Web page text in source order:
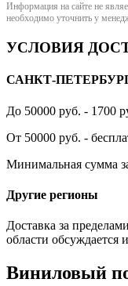
Информация на сайте не
необходимо уточнить у
УСЛОВИЯ
САНКТ-
До 50000 руб. - 1700
От 50000 руб. -
Минимальная сумма
Другие регионы
Доставка за
области обсуждается
Виниловый